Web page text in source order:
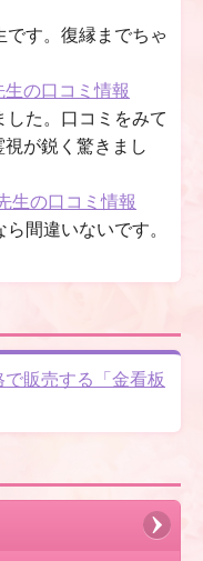
です。復縁までちゃ
の口コミ情報
した。口コミをみて
が鋭く驚きまし
生の口コミ情報
間違いないです。
販売する「金看板